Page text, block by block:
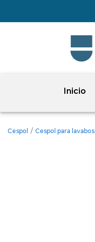
Inicio
Cespol / Cespol para lavabos